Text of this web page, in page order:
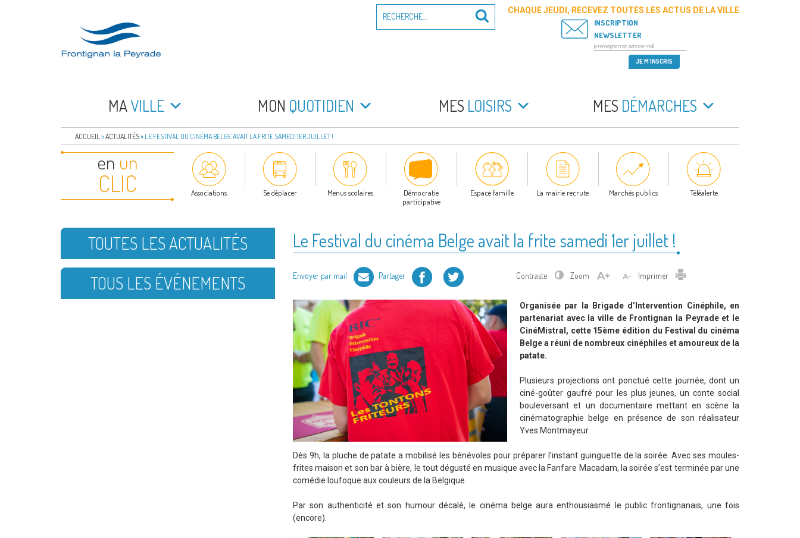
FRONTIGNAN LA PEYRADE
pour
Recherche
CHAQUE JEUDI, RECEVEZ TOUTES LES ACTUS DE LA VILLE
INSCRIPTION
NEWSLETTER
MAVILLE MON QUOTIDIEN MES LOISIRS MES DÉMARCHES
ACCUEIL »ACTUALITÉS» LE FESTIVAL DU CINÉMA BELGE AVAIT LA FRITE SAMEDI 1ER JUILLET !
en un
CLIC Associations Se déplacer Menus scolaires
Démocratie
participative
Espace famille La mairie recrute Marchés publics Téléalerte
Le Festival du cinéma Belge avait la frite samedi 1er juillet !
Envoyer par mail Partager Facebook Twitter Contraste Zoom Imprimer Imprimer
Organisée par la Brigade d’Intervention Cinéphile, en
partenariat avec la ville de Frontignan la Peyrade et le
CinéMistral, cette 15ème édition du Festival du cinéma
Belge a réuni de nombreux cinéphiles et amoureux de la
patate.
Plusieurs projections ont ponctué cette journée, dont un
ciné-goûter gaufré pour les plus jeunes, un conte social
bouleversant et un documentaire mettant en scène la
cinématographie belge en présence de son réalisateur
Yves Montmayeur.
Dès 9h, la pluche de patate a mobilisé les bénévoles pour préparer l’instant guinguette de la soirée. Avec ses moules-
frites maison et son bar à bière, le tout dégusté en musique avec la Fanfare Macadam, la soirée s’est terminée par une
comédie loufoque aux couleurs de la Belgique.
Par son authenticité et son humour décalé, le cinéma belge aura enthousiasmé le public frontignanais, une fois
(encore).
TOUTES LES ACTUALITÉS
TOUS LES ÉVÉNEMENTS